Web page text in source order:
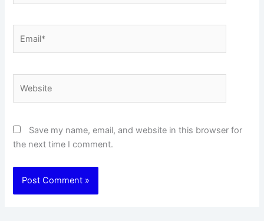
Save my name, email, and website in this browser for
the next time I comment.